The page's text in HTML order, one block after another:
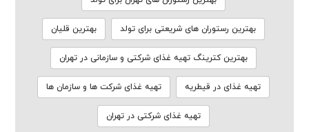
بهترین رستوران های شریعتی برای تولد بهترین قلیان
بهترین کترینگ تهیه غذای شرکتی و سازمانی در تهران
تهیه غذای در قیطریه تهیه غذای شرکت ها و سازمان ها
تهیه غذای شرکتی در تهران